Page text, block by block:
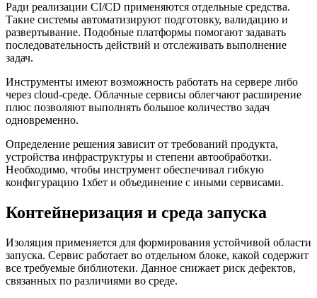
Ради реализации CI/CD применяются отдельные средства.
Такие системы автоматизируют подготовку, валидацию и
развертывание. Подобные платформы помогают задавать
последовательность действий и отслеживать выполнение
задач.
Инструменты имеют возможность работать на сервере либо
через cloud-среде. Облачные сервисы облегчают расширение
плюс позволяют выполнять большое количество задач
одновременно.
Определение решения зависит от требований продукта,
устройства инфраструктуры и степени автообработки.
Необходимо, чтобы инструмент обеспечивал гибкую
конфигурацию 1хбет и объединение с иными сервисами.
Контейнеризация и среда запуска
Изоляция применяется для формирования устойчивой области
запуска. Сервис работает во отдельном блоке, какой содержит
все требуемые библиотеки. Данное снижает риск дефектов,
связанных по различиями во среде.